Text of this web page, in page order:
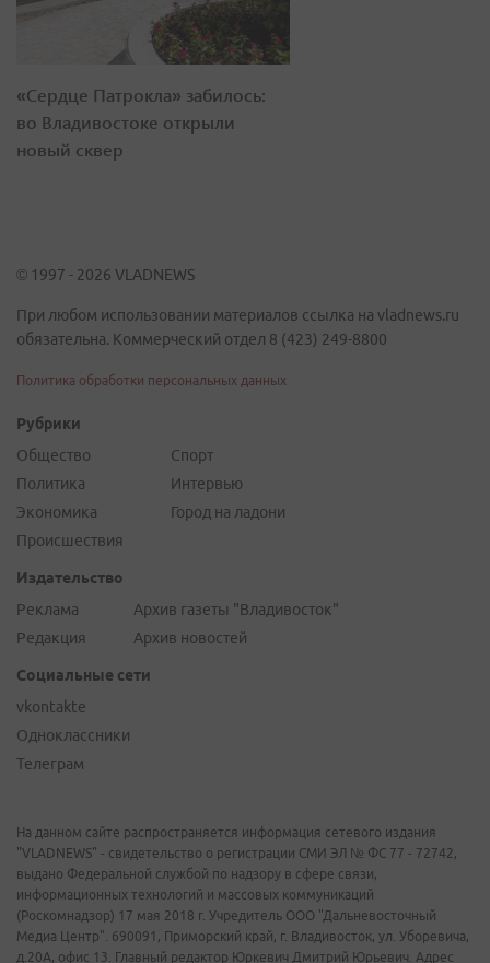
«Сердце Патрокла» забилось:
во Владивостоке открыли
новый сквер
© 1997 - 2026 VLADNEWS
При любом использовании материалов ссылка на vladnews.ru
обязательна. Коммерческий отдел 8 (423) 249-8800
Политика обработки персональных данных
Рубрики
Общество
Политика
Экономика
Происшествия
Спорт
Интервью
Город на ладони
Издательство
Реклама
Редакция
Архив газеты "Владивосток"
Архив новостей
Социальные сети
vkontakte
Одноклассники
Телеграм
На данном сайте распространяется информация сетевого издания
"VLADNEWS" - свидетельство о регистрации СМИ ЭЛ № ФС 77 - 72742,
выдано Федеральной службой по надзору в сфере связи,
информационных технологий и массовых коммуникаций
(Роскомнадзор) 17 мая 2018 г. Учредитель ООО "Дальневосточный
Медиа Центр". 690091, Приморский край, г. Владивосток, ул. Уборевича,
д.20А, офис 13. Главный редактор Юркевич Дмитрий Юрьевич. Адрес